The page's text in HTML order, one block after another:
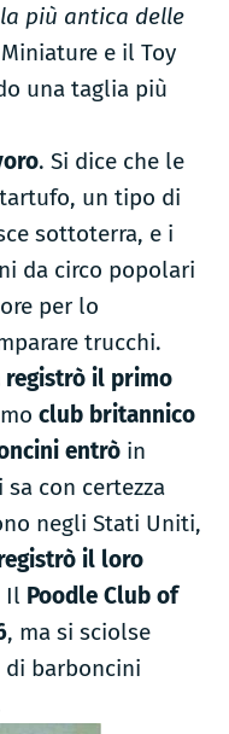
più antica delle
e il Toy
una taglia più
. Si dice che le
un tipo di
sottoterra, e i
da circo popolari
per lo
trucchi.
registrò il primo
club britannico
entrò in
con certezza
negli Stati Uniti,
il loro
Il Poodle Club of
, ma si sciolse
di barboncini